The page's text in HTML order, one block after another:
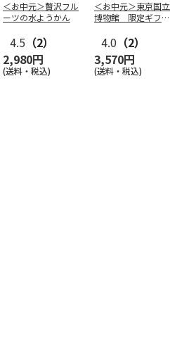
＜お中元＞贅沢フル
ーツの水ようかん
4.5 （2）
2,980円
(送料・税込)
＜お中元＞東京国立
博物館 限定ギフ
図 吉
…
4.0 （2）
3,570円
(送料・税込)